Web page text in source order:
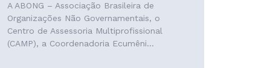
A ABONG – Associação Brasileira de
Organizações Não Governamentais, o
Centro de Assessoria Multiprofissional
(CAMP), a Coordenadoria Ecumêni...